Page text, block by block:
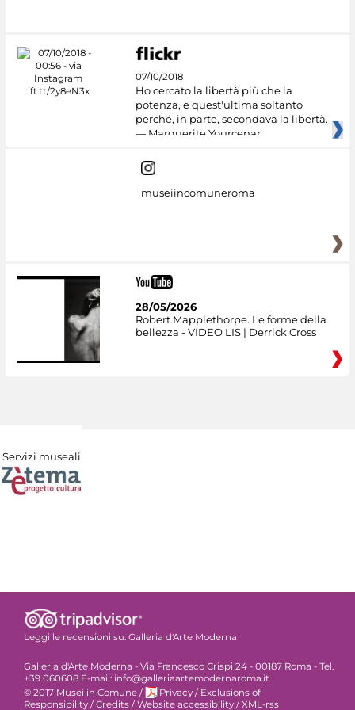
07/10/2018
Ho cercato la libertà più che la
potenza, e quest'ultima soltanto
perché, in parte, secondava la libertà.
— Marguerite Yourcenar
museiincomuneroma
28/05/2026
Robert Mapplethorpe. Le forme della
bellezza - VIDEO LIS | Derrick Cross
Servizi museali
Leggi le recensioni su: Galleria d'Arte Moderna
Galleria d'Arte Moderna - Via Francesco Crispi 24 - 00187 Roma - Tel.
+39 060608 E-mail: info@galleriaartemodernaroma.it
© 2017 Musei in Comune / Privacy / Exclusions of
Responsibility / Credits / Website accessibility / XML-rss